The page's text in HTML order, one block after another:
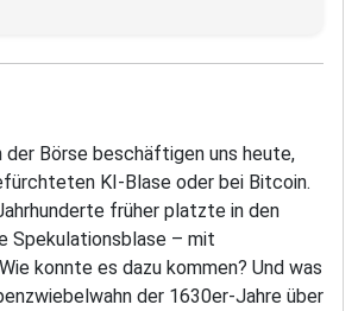
der Börse beschäftigen uns heute,
KI-Blase oder bei Bitcoin.
früher platzte in den
Spekulationsblase – mit
konnte es dazu kommen? Und was
der 1630er-Jahre über